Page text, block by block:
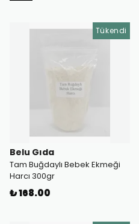
Tükendi
Belu Gıda
Tam Buğdaylı Bebek Ekmeği
Harcı 300gr
₺ 168.00